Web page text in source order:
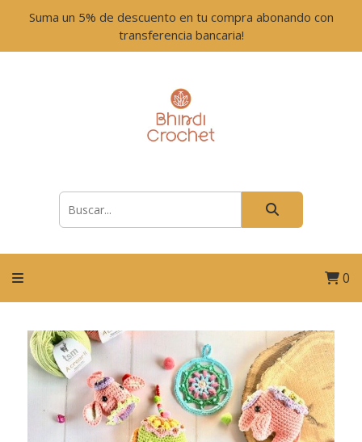
Suma un 5% de descuento en tu compra abonando con
transferencia bancaria!
0